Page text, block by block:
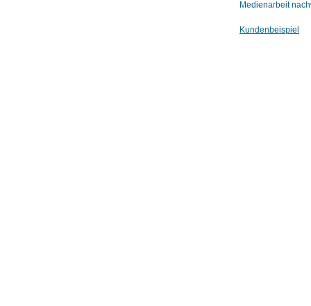
Medienarbeit
Kundenbeispiel